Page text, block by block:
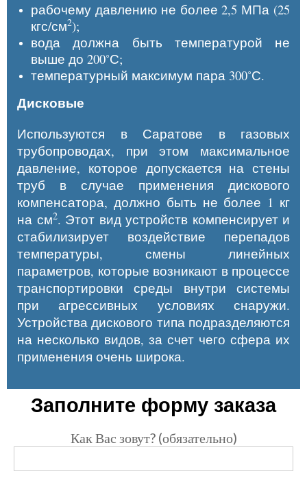
рабочему давлению не более 2,5 МПа (25
кгс/см2);
вода должна быть температурой не
выше до 200˚С;
температурный максимум пара 300˚С.
Дисковые
Используются в Саратове в газовых
трубопроводах, при этом максимальное
давление, которое допускается на стены
труб в случае применения дискового
компенсатора, должно быть не более 1 кг
на см2. Этот вид устройств компенсирует и
стабилизирует воздействие перепадов
температуры, смены линейных
параметров, которые возникают в процессе
транспортировки среды внутри системы
при агрессивных условиях снаружи.
Устройства дискового типа подразделяются
на несколько видов, за счет чего сфера их
применения очень широка.
Заполните форму заказа
Как Вас зовут? (обязательно)